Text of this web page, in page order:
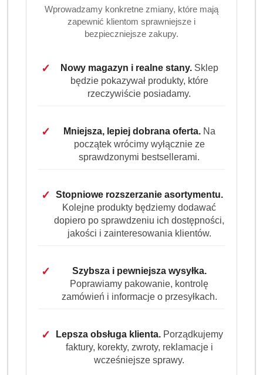
Program lojalnościowy dostępny jest tylko dla
zalogowanych klientów.
Do koszyka
Dostępność
3 dni
9000101598032
Wprowadzamy konkretne zmiany, które mają
zapewnić klientom sprawniejsze i
bezpieczniejsze zakupy.
✓ Nowy magazyn i realne stany.Sklep
będzie pokazywał produkty, które
rzeczywiście posiadamy.
✓ Mniejsza, lepiej dobrana oferta.Na
początek wrócimy wyłącznie ze
sprawdzonymi bestsellerami.
✓
Stopniowe rozszerzanie asortymentu.
Kolejne produkty będziemy dodawać
dopiero po sprawdzeniu ich dostępności,
jakości i zainteresowania klientów.
✓
Szybsza i pewniejsza wysyłka.
Poprawiamy pakowanie, kontrolę
zamówień i informacje o przesyłkach.
✓ Lepsza obsługa klienta.Porządkujemy
faktury, korekty, zwroty, reklamacje i
wcześniejsze sprawy.